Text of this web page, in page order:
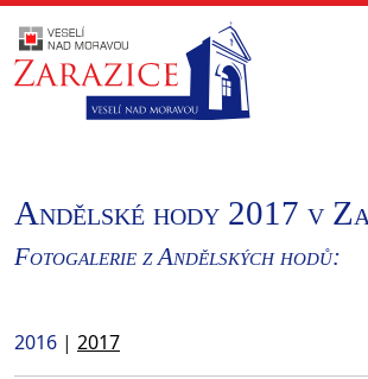
Andělské hody 2017 v
Fotogalerie z Andělských hodů:
2016 | 2017